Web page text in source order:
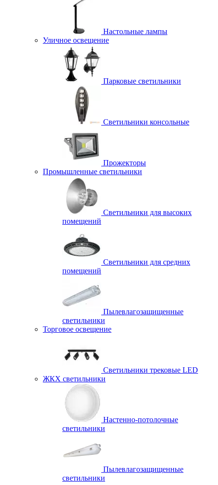
Настольные лампы
Уличное освещение
Парковые светильники
Светильники консольные
Прожекторы
Промышленные светильники
Светильники для высоких
помещений
Светильники для средних
помещений
Пылевлагозащищенные
светильники
Торговое освещение
Светильники трековые LED
ЖКХ светильники
Настенно-потолочные
светильники
Пылевлагозащищенные
светильники